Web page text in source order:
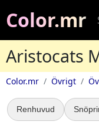
Color.mr
Aristocats
Color.mr Övrigt
Renhuvud